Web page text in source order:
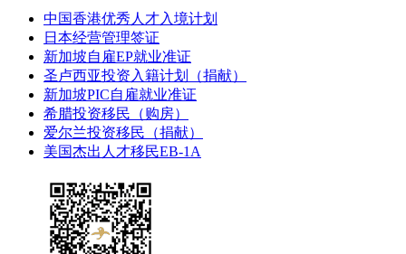
中国香港优秀人才入境计划
日本经营管理签证
新加坡自雇EP就业准证
圣卢西亚投资入籍计划（捐献）
新加坡PIC自雇就业准证
希腊投资移民（购房）
爱尔兰投资移民（捐献）
美国杰出人才移民EB-1A